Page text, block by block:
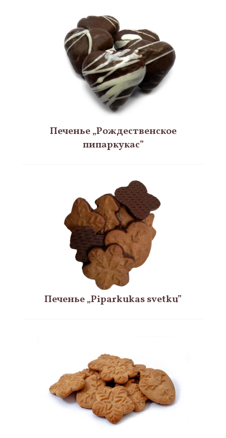
Печенье „Рождественское
пипаркукас”
Печенье „Piparkukas svetku”